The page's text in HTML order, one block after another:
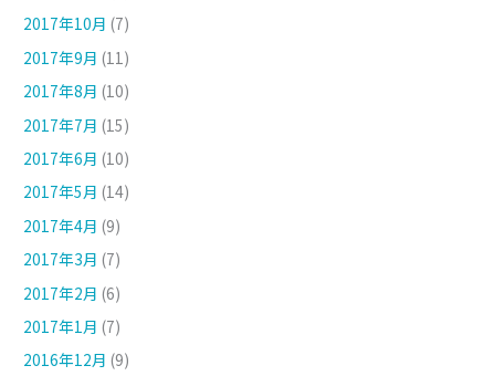
2017年10月 (7)
2017年9月 (11)
2017年8月 (10)
2017年7月 (15)
2017年6月 (10)
2017年5月 (14)
2017年4月 (9)
2017年3月 (7)
2017年2月 (6)
2017年1月 (7)
2016年12月 (9)